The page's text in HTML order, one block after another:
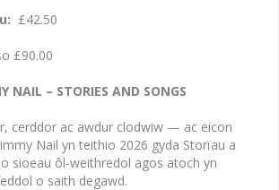
£42.50
£90.00
NAIL – STORIES AND SONGS
cerddor ac awdur clodwiw — ac eicon
Nail yn teithio 2026 gyda Storïau a
sioeau ôl-weithredol agos atoch yn
o saith degawd.